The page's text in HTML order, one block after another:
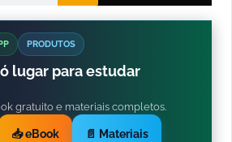
PRODUTOS
lugar para estudar
gratuito e materiais completos.
📥 eBook 📄 Materiais